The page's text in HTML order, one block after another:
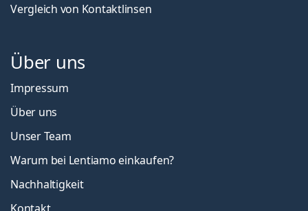
Vergleich von Kontaktlinsen
Über uns
Impressum
Über uns
Unser Team
Warum bei Lentiamo einkaufen?
Nachhaltigkeit